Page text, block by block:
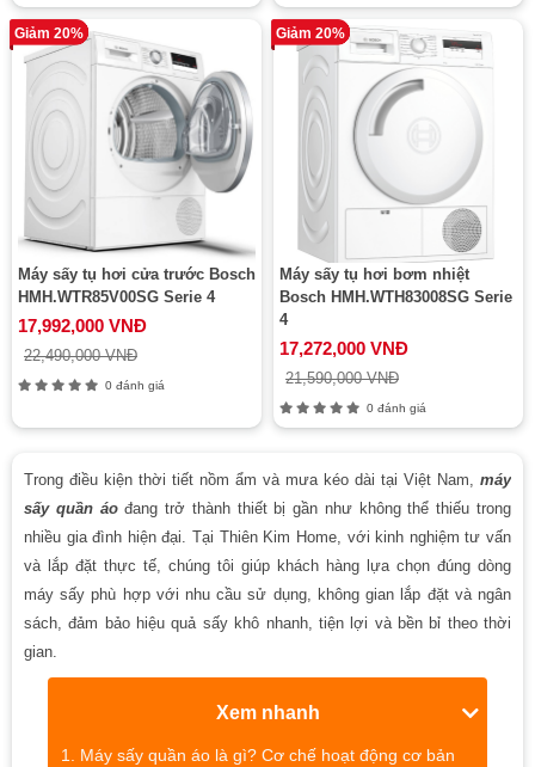
Giảm 20%
Máy sấy tụ hơi cửa trước Bosch
HMH.WTR85V00SG Serie 4
17,992,000 VNĐ
22,490,000 VNĐ
0 đánh giá
Giảm 20%
Máy sấy tụ hơi bơm nhiệt
Bosch HMH.WTH83008SG Serie
4
17,272,000 VNĐ
21,590,000 VNĐ
0 đánh giá
Trong điều kiện thời tiết nồm ẩm và mưa kéo dài tại Việt Nam, máy
sấy quần áođang trở thành thiết bị gần như không thể thiếu trong
nhiều gia đình hiện đại. Tại Thiên Kim Home, với kinh nghiệm tư vấn
và lắp đặt thực tế, chúng tôi giúp khách hàng lựa chọn đúng dòng
máy sấy phù hợp với nhu cầu sử dụng, không gian lắp đặt và ngân
sách, đảm bảo hiệu quả sấy khô nhanh, tiện lợi và bền bỉ theo thời
gian.
Xem nhanh
Máy sấy quần áo là gì? Cơ chế hoạt động cơ bản